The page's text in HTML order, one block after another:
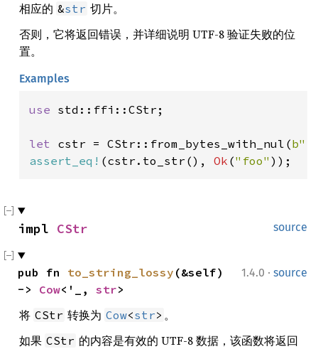
相应的 &str 切片。
否则，它将返回错误，并详细说明 UTF-8 验证失败的位
置。
Examples
use std::ffi::CStr;
let cstr = CStr::from_bytes_with_nul(
assert_eq! (cstr.to_str(), Ok ("foo" ));
source
impl CStr
1.4.0 · source
pub fn to_string_lossy (&self)
-> Cow<'_, str>
将 CStr 转换为 Cow<str> 。
如果 CStr 的内容是有效的 UTF-8 数据，该函数将返回